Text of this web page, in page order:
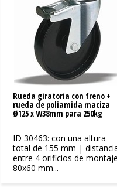
Rueda giratoria con freno +
rueda de poliamida maciza
Ø125 x W38mm para 250kg
ID 30463: con una altura
total de 155 mm |
entre 4 orificios de montaje
80x60 mm...